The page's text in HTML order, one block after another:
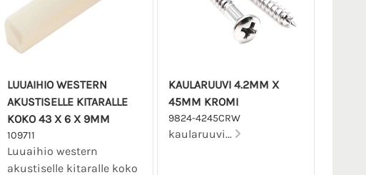
LUUAIHIO WESTERN
AKUSTISELLE KITARALLE
KOKO 43 X 6 X 9MM
109711
Luuaihio western
akustiselle kitaralle koko
KAULARUUVI 4.2MM X
45MM KROMI
9824-4245CRW
kaularuuvi...